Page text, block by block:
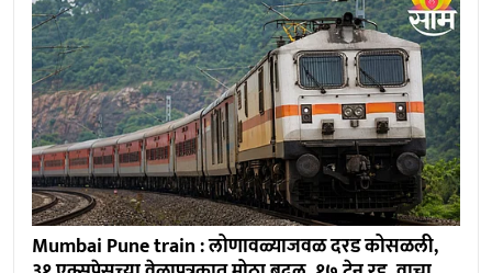
Mumbai Pune train : लोणावळ्याजवळ दरड कोसळली,